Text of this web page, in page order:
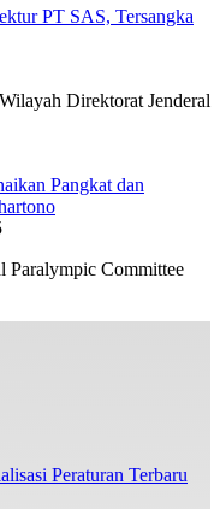
PT SAS, Tersangka
Direktorat Jenderal
Pangkat dan
Paralympic Committee
Peraturan Terbaru